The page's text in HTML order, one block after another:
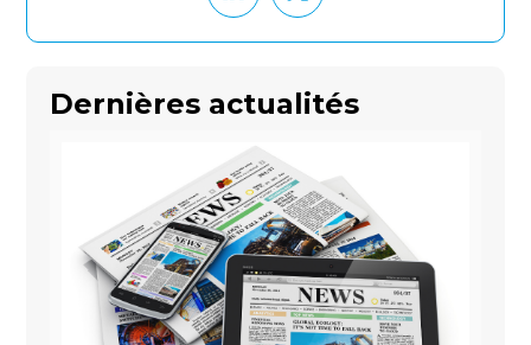
Dernières actualités